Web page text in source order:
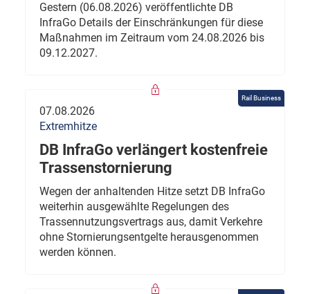
Gestern (06.08.2026) veröffentlichte DB
InfraGo Details der Einschränkungen für diese
Maßnahmen im Zeitraum vom 24.08.2026 bis
09.12.2027.
Rail Business
07.08.2026
Extremhitze
DB InfraGo verlängert kostenfreie
Trassenstornierung
Wegen der anhaltenden Hitze setzt DB InfraGo
weiterhin ausgewählte Regelungen des
Trassennutzungsvertrags aus, damit Verkehre
ohne Stornierungsentgelte herausgenommen
werden können.